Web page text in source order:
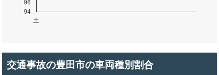
交通事故の豊田市の車両種別割合